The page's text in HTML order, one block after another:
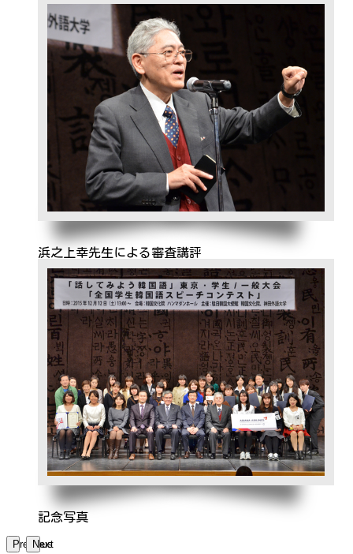
浜之上幸先生による審査講評
記念写真
Previous
Next